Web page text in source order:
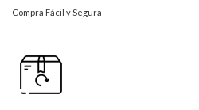
Compra Fácil y Segura